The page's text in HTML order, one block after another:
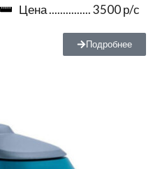
Цена ............... 3500 р/с
Подробнее